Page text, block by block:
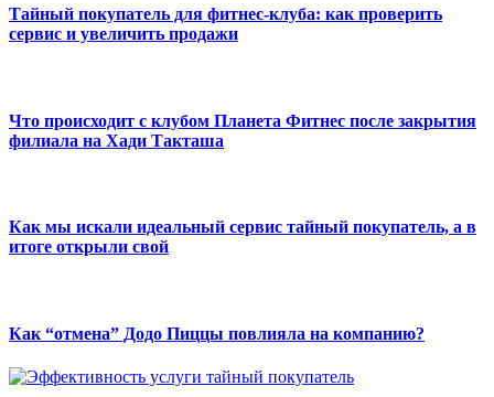
Тайный покупатель для фитнес-клуба: как проверить
сервис и увеличить продажи
Что происходит с клубом Планета Фитнес после закрытия
филиала на Хади Такташа
Как мы искали идеальный сервис тайный покупатель, а в
итоге открыли свой
Как “отмена” Додо Пиццы повлияла на компанию?